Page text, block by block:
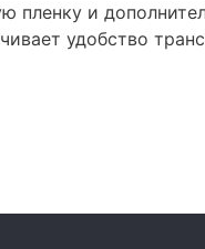
пленку и
удобство